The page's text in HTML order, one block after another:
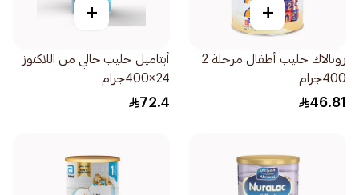
+
رونالاك حليب أطفال مرحلة 2
400جرام
46.81
+
أبتاميل حليب خالي من اللاكتوز
24×400جرام
72.4